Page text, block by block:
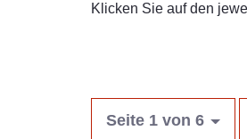
Klicken Sie auf den
Seite 1 von 6